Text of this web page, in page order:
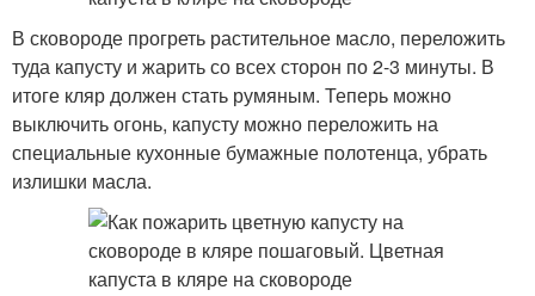
В сковороде прогреть растительное масло, переложить
туда капусту и жарить со всех сторон по 2-3 минуты. В
итоге кляр должен стать румяным. Теперь можно
выключить огонь, капусту можно переложить на
специальные кухонные бумажные полотенца, убрать
излишки масла.